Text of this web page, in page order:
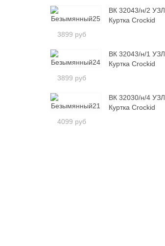
ВК 32043/н/2 УЗЛ
Куртка Crockid
3899 руб
ВК 32043/н/1 УЗЛ
Куртка Crockid
3899 руб
ВК 32030/н/4 УЗЛ
Куртка Crockid
4099 руб